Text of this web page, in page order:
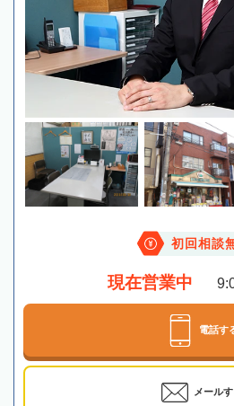
初回相談
現在営業中
電話す
メール